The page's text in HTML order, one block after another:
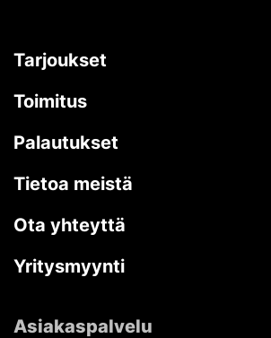
Tarjoukset
Toimitus
Palautukset
Tietoa meistä
Ota yhteyttä
Yritysmyynti
Asiakaspalvelu